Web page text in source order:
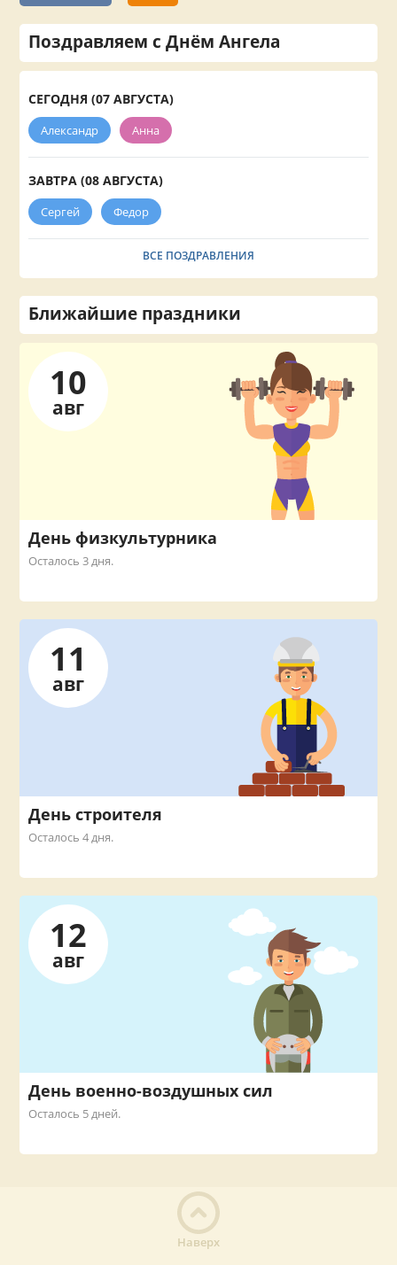
Поздравляем с Днём Ангела
СЕГОДНЯ (07 АВГУСТА)
Александр Анна
ЗАВТРА (08 АВГУСТА)
Сергей Федор
ВСЕ ПОЗДРАВЛЕНИЯ
Ближайшие праздники
10
авг
День физкультурника
Осталось 3 дня.
11
авг
День строителя
Осталось 4 дня.
12
авг
День военно-воздушных сил
Осталось 5 дней.
Наверх